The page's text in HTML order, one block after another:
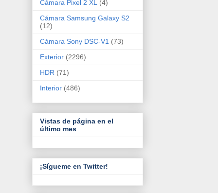
Cámara Pixel 2 XL
(4)
Cámara Samsung Galaxy S2
(12)
Cámara Sony DSC-V1 (73)
Exterior (2296)
HDR (71)
Interior (486)
Vistas de página en el
último mes
¡Sígueme en Twitter!